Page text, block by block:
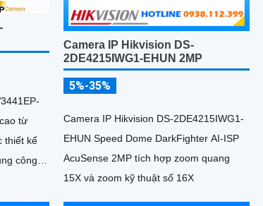
từ
công
cao
Camera IP Hikvision DS-
2DE4215IWG1-EHUN 2MP
5%-35%
Camera IP Hikvision DS-2DE4215IWG1-
EHUN Speed Dome DarkFighter AI-ISP
AcuSense 2MP tích hợp zoom quang
15X và zoom kỹ thuật số 16X